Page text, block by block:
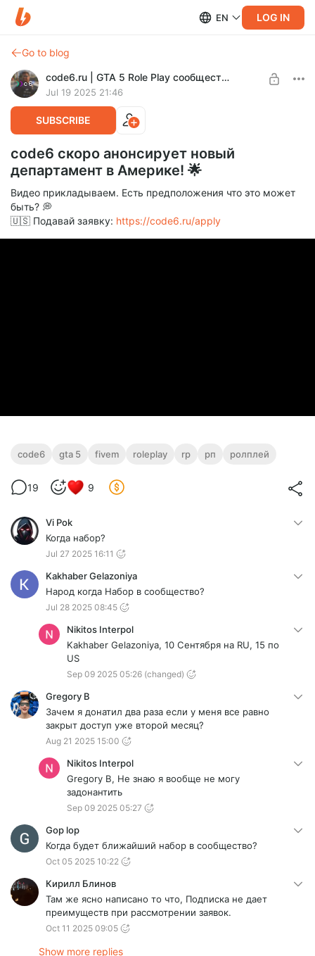
EN LOG IN
Go to blog
code6.ru | GTA 5 Role Play сообщество
Jul 19 2025 21:46
SUBSCRIBE
code6 скоро анонсирует новый
департамент в Америке! 🌟
Видео прикладываем. Есть предположения что это может
быть? 💭
🇺🇸 Подавай заявку: https://code6.ru/apply
code6 gta 5 fivem roleplay rp рп ролплей
19 9
Vi Pok
Когда набор?
Jul 27 2025 16:11
Kakhaber Gelazoniya
Народ когда Набор в сообщество?
Jul 28 2025 08:45
Nikitos Interpol
Kakhaber Gelazoniya, 10 Сентября на RU, 15 по
US
Sep 09 2025 05:26 (changed)
Gregory B
Зачем я донатил два раза если у меня все равно
закрыт доступ уже второй месяц?
Aug 21 2025 15:00
Nikitos Interpol
Gregory B, Не знаю я вообще не могу
задонантить
Sep 09 2025 05:27
Gop lop
Когда будет ближайший набор в сообщество?
Oct 05 2025 10:22
Кирилл Блинов
Там же ясно написано то что, Подписка не дает
преимуществ при рассмотрении заявок.
Oct 11 2025 09:05
Show more replies